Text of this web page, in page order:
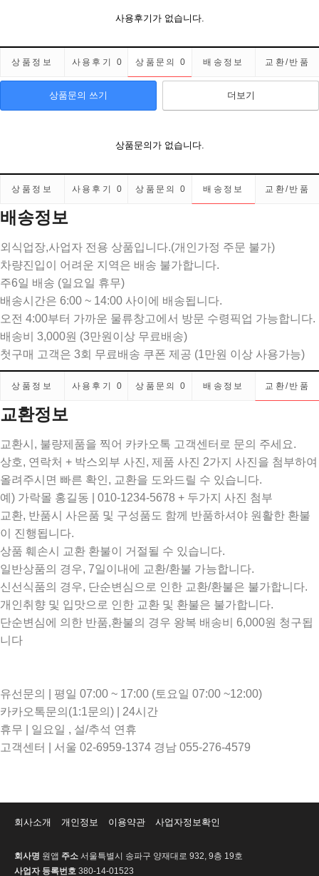
사용후기가 없습니다.
상품정보 사용후기 0 상품문의0 배송정보 교환/반품
상품문의 쓰기 더보기
상품문의가 없습니다.
상품정보 사용후기 0 상품문의0 배송정보 교환/반품
배송정보
외식업장,사업자 전용 상품입니다.(개인가정 주문 불가)
차량진입이 어려운 지역은 배송 불가합니다.
주6일 배송 (일요일 휴무)
배송시간은 6:00 ~ 14:00 사이에 배송됩니다.
오전 4:00부터 가까운 물류창고에서 방문 수령픽업 가능합니다.
배송비 3,000원 (3만원이상 무료배송)
첫구매 고객은 3회 무료배송 쿠폰 제공 (1만원 이상 사용가능)
상품정보 사용후기 0 상품문의0 배송정보 교환/반품
교환정보
교환시, 불량제품을 찍어 카카오톡 고객센터로 문의 주세요.
상호, 연락처 + 박스외부 사진, 제품 사진 2가지 사진을 첨부하여
올려주시면 빠른 확인, 교환을 도와드릴 수 있습니다.
예) 가락몰 홍길동 | 010-1234-5678 + 두가지 사진 첨부
교환, 반품시 사은품 및 구성품도 함께 반품하셔야 원활한 환불
이 진행됩니다.
상품 훼손시 교환 환불이 거절될 수 있습니다.
일반상품의 경우, 7일이내에 교환/환불 가능합니다.
신선식품의 경우, 단순변심으로 인한 교환/환불은 불가합니다.
개인취향 및 입맛으로 인한 교환 및 환불은 불가합니다.
단순변심에 의한 반품,환불의 경우 왕복 배송비 6,000원 청구됩
니다
유선문의 | 평일 07:00 ~ 17:00 (토요일 07:00 ~12:00)
카카오톡문의(1:1문의) | 24시간
휴무 | 일요일 , 설/추석 연휴
고객센터 | 서울 02-6959-1374 경남 055-276-4579
회사소개 개인정보 이용약관 사업자정보확인
회사명 원앱 주소 서울특별시 송파구 양재대로 932, 9층 19호
사업자 등록번호 380-14-01523